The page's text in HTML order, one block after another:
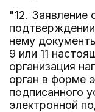
"12. Заявление
нему
9 или 11
организация
орган в форме
подписанного
электронной